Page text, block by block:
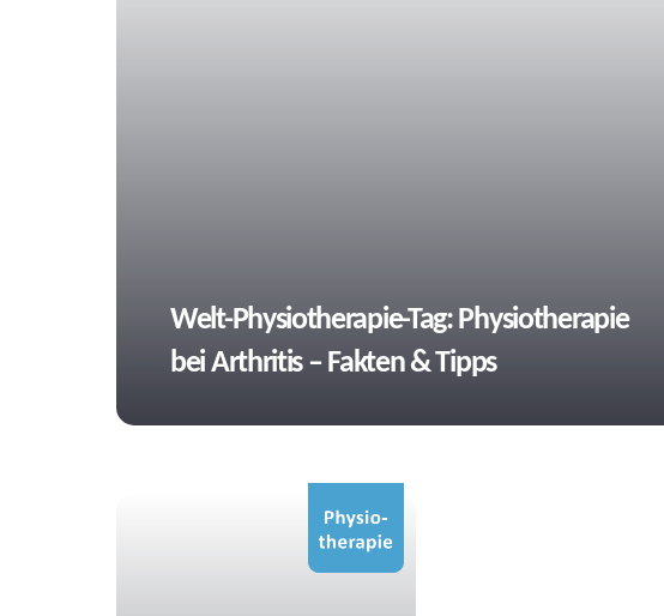
Welt-Physiotherapie-Tag: Physiotherapie
bei Arthritis – Fakten & Tipps